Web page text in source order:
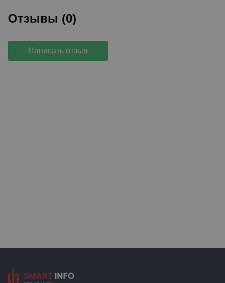
Отзывы (0)
Написать отзыв